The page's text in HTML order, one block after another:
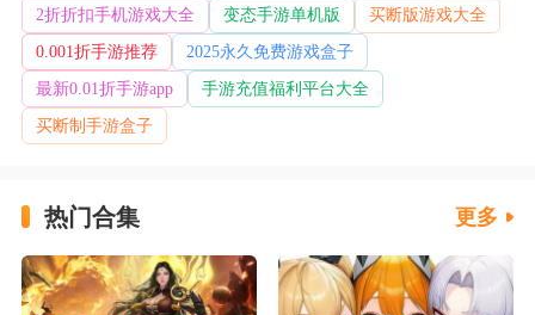
②区服名字长度为4个字以内，名字不得涉及黄赌
毒、辱骂等违法不良文明信息(名字需先咨询人工客服
是否符合要求)
③已有冠名的区服其他玩家达到冠名条件后，可申
道具奖励：「神箭舞孙尚香」信物*1
活动说明：
2折折扣手机游戏大全
变态手游单机版
买断版游戏大全
0.001折手游推荐
2025永久免费游戏盒子
最新0.01折手游app
手游充值福利平台大全
买断制手游盒子
热门合集 更多